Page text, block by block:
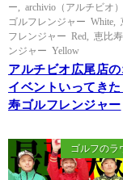
ー
archivio（アルチビオ）
ゴルフレンジャー White
フレンジャー Red
恵比
ンジャー Yellow
アルチビオ広尾店
イベントいってき
寿ゴルフレンジャー
ゴルフのラ